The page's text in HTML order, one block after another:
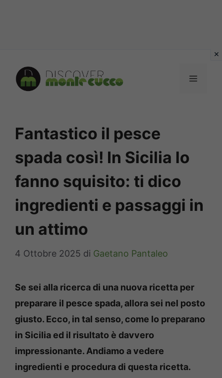
contenuto
MENU
Fantastico il pesce
spada così! In Sicilia lo
fanno squisito: ti dico
ingredienti e passaggi in
un attimo
4 Ottobre 2025 di Gaetano Pantaleo
Se sei alla ricerca di una nuova ricetta per
preparare il pesce spada, allora sei nel posto
giusto. Ecco, in tal senso, come lo preparano
in Sicilia ed il risultato è davvero
impressionante. Andiamo a vedere
ingredienti e procedura di questa ricetta.